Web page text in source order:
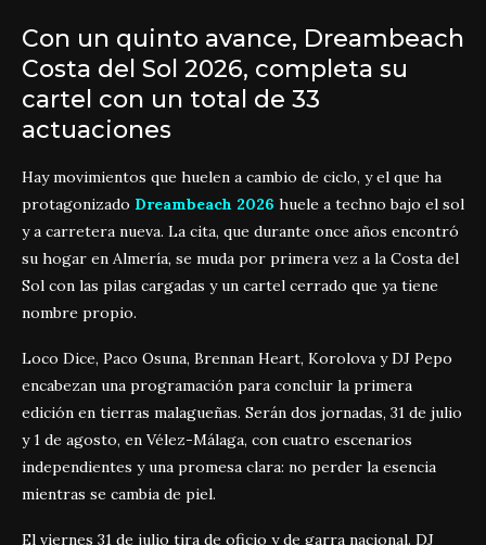
Con un quinto avance, Dreambeach
Costa del Sol 2026, completa su
cartel con un total de 33
actuaciones
Hay movimientos que huelen a cambio de ciclo, y el que ha
protagonizado Dreambeach 2026 huele a techno bajo el sol
y a carretera nueva. La cita, que durante once años encontró
su hogar en Almería, se muda por primera vez a la Costa del
Sol con las pilas cargadas y un cartel cerrado que ya tiene
nombre propio.
Loco Dice, Paco Osuna, Brennan Heart, Korolova y DJ Pepo
encabezan una programación para concluir la primera
edición en tierras malagueñas. Serán dos jornadas, 31 de julio
y 1 de agosto, en Vélez-Málaga, con cuatro escenarios
independientes y una promesa clara: no perder la esencia
mientras se cambia de piel.
El viernes 31 de julio tira de oficio y de garra nacional. DJ